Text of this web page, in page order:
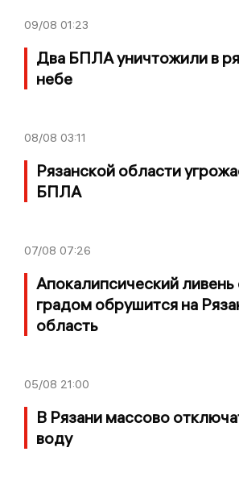
09/08 01:23
Два БПЛА уничтожили в
небе
08/08 03:11
Рязанской области
БПЛА
07/08 07:26
Апокалипсический ливень
градом обрушится на
область
05/08 21:00
В Рязани массово
воду